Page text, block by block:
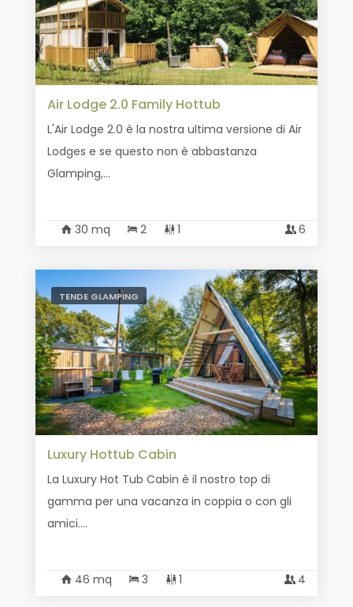
Air Lodge 2.0 Family Hottub
L'Air Lodge 2.0 è la nostra ultima versione di Air
Lodges e se questo non è abbastanza
Glamping,...
30 mq 2 1 6
TENDE GLAMPING
Luxury Hottub Cabin
La Luxury Hot Tub Cabin è il nostro top di
gamma per una vacanza in coppia o con gli
amici....
46 mq 3 1 4